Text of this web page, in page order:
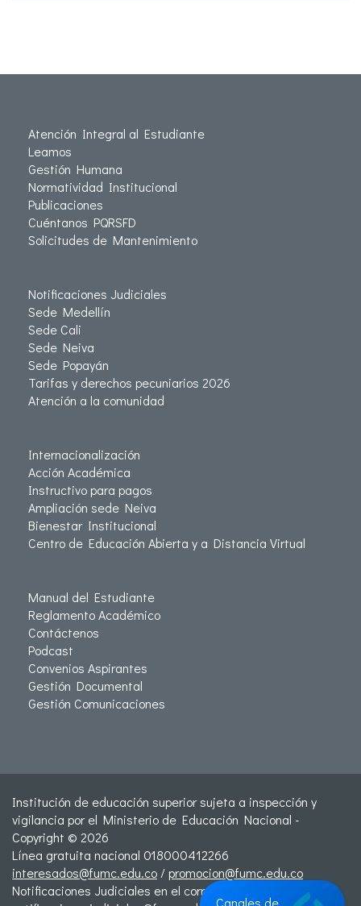
Atención Integral al Estudiante
Leamos
Gestión Humana
Normatividad Institucional
Publicaciones
Cuéntanos PQRSFD
Solicitudes de Mantenimiento
Notificaciones Judiciales
Sede Medellín
Sede Cali
Sede Neiva
Sede Popayán
Tarifas y derechos pecuniarios 2026
Atención a la comunidad
Internacionalización
Acción Académica
Instructivo para pagos
Ampliación sede Neiva
Bienestar Institucional
Centro de Educación Abierta y a Distancia Virtual
Manual del Estudiante
Reglamento Académico
Contáctenos
Podcast
Convenios Aspirantes
Gestión Documental
Gestión Comunicaciones
Institución de educación superior sujeta a inspección y
vigilancia por el Ministerio de Educación Nacional -
Copyright © 2026
Línea gratuita nacional 018000412266
interesados@fumc.edu.co /promocion@fumc.edu.co
Notificaciones Judiciales en el correo:
Canales de